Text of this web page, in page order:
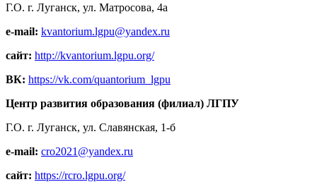
Г.О. г. Луганск, ул. Матросова, 4а
e-mail: kvantorium.lgpu@yandex.ru
сайт: http://kvantorium.lgpu.org/
ВК: https://vk.com/quantorium_lgpu
Центр развития образования (филиал) ЛГПУ
Г.О. г. Луганск, ул. Славянская, 1-б
e-mail: cro2021@yandex.ru
сайт: https://rcro.lgpu.org/